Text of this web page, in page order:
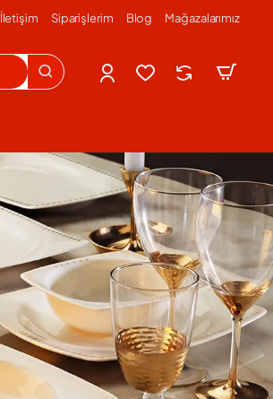
İletişim Siparişlerim Blog Mağazalarımız